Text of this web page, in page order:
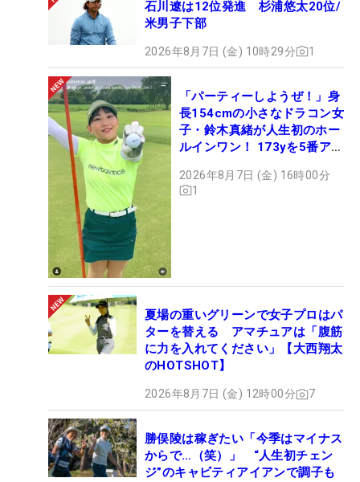
石川遼は12位発進 杉浦悠太20位/
米男子下部
2026年8月7日 (金) 10時29分 1
「パーティーしようぜ！」身
長154cmの小さなドラコン女
子・鈴木真緒が人生初のホー
ルインワン！ 173yを5番アイ
2026年8月7日 (金) 16時00分
1
夏場の重いグリーンで女子プロはパ
ターを替える アマチュアは「腹筋
に力を入れてください」【大西翔太
のHOTSHOT】
2026年8月7日 (金) 12時00分 7
勝俣陵は稼ぎたい「今季はマイナス
からで…（笑）」 “人生初チェン
ジ”のキャビティアイアンで調子も